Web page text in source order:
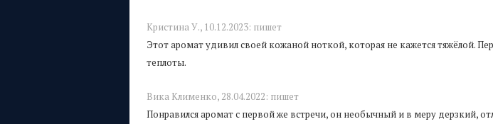
Кристина У., 10.12.2023: пишет
Этот аромат удивил своей кожаной ноткой, которая не кажется тяжёлой.
теплоты.
Вика Клименко, 28.04.2022: пишет
Понравился аромат с первой же встречи, он необычный и в меру дерзкий,